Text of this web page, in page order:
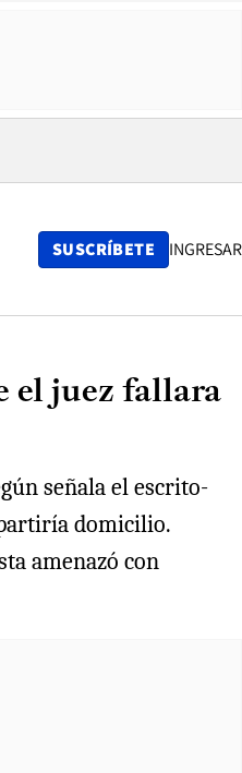
SUSCRÍBETE INGRESAR
el juez fallara
señala el escrito-
domicilio.
amenazó con